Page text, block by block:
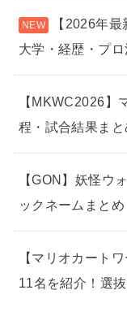
【2026年
大学・経歴・プ
【MKWC2026】
程・試合結果まと
【GON】妖怪ウ
ックネームまとめ
【マリオカート
11名を紹介！選